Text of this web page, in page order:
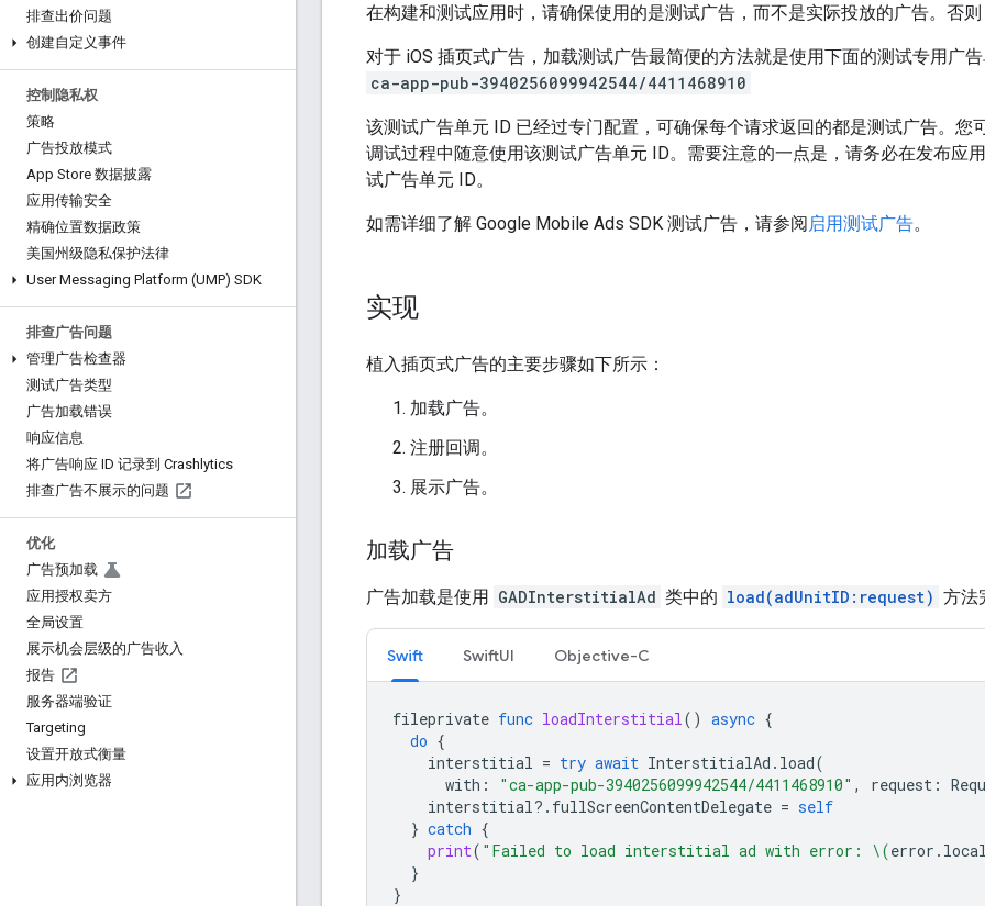
排查出价问题
创建自定义事件
控制隐私权
策略
广告投放模式
App Store 数据披露
应用传输安全
精确位置数据政策
美国州级隐私保护法律
User Messaging Platform (UMP) SDK
排查广告问题
管理广告检查器
测试广告类型
广告加载错误
响应信息
将广告响应 ID 记录到 Crashlytics
排查广告不展示的问题
优化
广告预加载
应用授权卖方
全局设置
展示机会层级的广告收入
报告
服务器端验证
Targeting
设置开放式衡量
应用内浏览器
在构建和测试应用时，请确保使用的是测试广告，而不是实际投放的广告。否
对于 iOS 插页式广告，加载测试广告最简便的方法就是使用下面的测试专用广
ca-app-pub-3940256099942544/4411468910
该测试广告单元 ID 已经过专门配置，可确保每个请求返回的都是测试广告。您
调试过程中随意使用该测试广告单元 ID。需要注意的一点是，请务必在发布应
试广告单元 ID。
如需详细了解 Google Mobile Ads SDK 测试广告，请参阅启用测试广告。
实现
植入插页式广告的主要步骤如下所示：
加载广告。
注册回调。
展示广告。
加载广告
广告加载是使用 GADInterstitialAd 类中的 load(adUnitID:request) 方法
Swift SwiftUI Objective-C
fileprivate func loadInterstitial() async {
do {
interstitial = try await InterstitialAd . load(
with : "ca-app-pub-3940256099942544/4411468910" , request :
interstitial?. fullScreenContentDelegate = self
} catch {
print( "Failed to load interstitial ad with error: \(error .
}
}